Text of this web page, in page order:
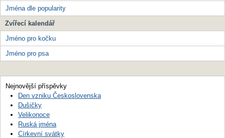
Jména dle popularity
Zvířecí kalendář
Jméno pro kočku
Jméno pro psa
Nejnovější příspěvky
Den vzniku Československa
Dušičky
Velikonoce
Ruská jména
Církevní svátky